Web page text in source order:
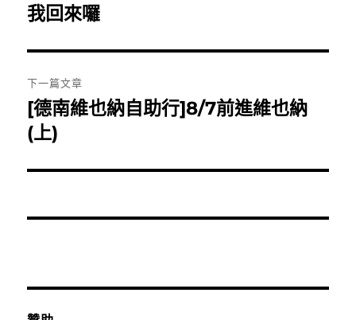
章
覽
上
篇
文
章:
我回來囉
下一篇文章
下
一
文
[德南維也納自助行]8/7前進維也納
(上)